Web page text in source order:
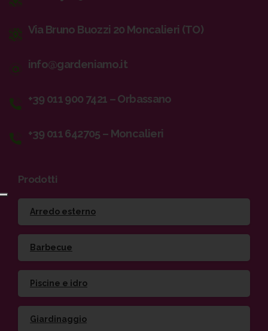
Via Bruno Buozzi 20 Moncalieri (TO)
info@gardeniamo.it
+39 011 900 7421 – Orbassano
+39 011 642705 – Moncalieri
Prodotti
Arredo esterno
Barbecue
Piscine e idro
Giardinaggio